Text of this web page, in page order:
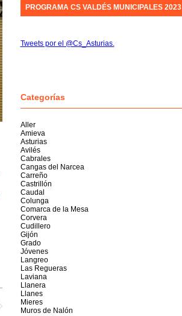
PROGRAMA CS VALDÉS MUNICIPALES 2023
Tweets por el @Cs_Asturias.
Categorías
Aller
Amieva
Asturias
Avilés
Cabrales
Cangas del Narcea
Carreño
Castrillón
Caudal
Colunga
Comarca de la Mesa
Corvera
Cudillero
Gijón
Grado
Jóvenes
Langreo
Las Regueras
Laviana
Llanera
Llanes
Mieres
Muros de Nalón